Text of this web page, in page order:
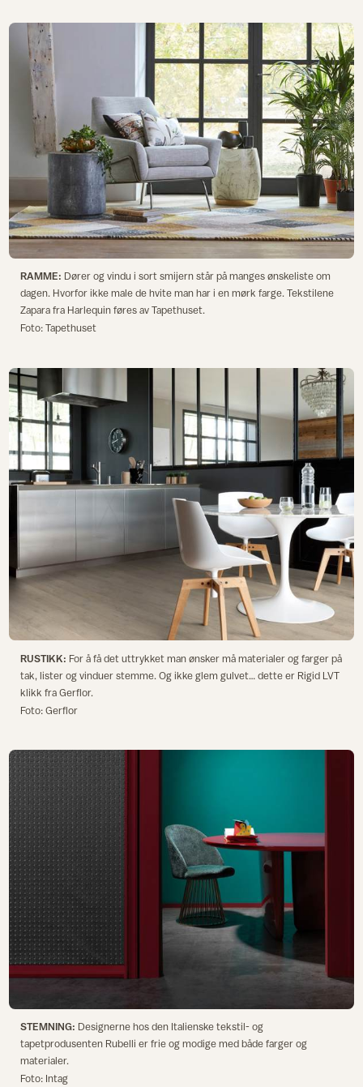
RAMME: Dører og vindu i sort smijern står på manges ønskeliste om
dagen. Hvorfor ikke male de hvite man har i en mørk farge. Tekstilene
Zapara fra Harlequin føres av Tapethuset.
Foto: Tapethuset
RUSTIKK: For å få det uttrykket man ønsker må materialer og farger på
tak, lister og vinduer stemme. Og ikke glem gulvet… dette er Rigid LVT
klikk fra Gerflor.
Foto: Gerflor
STEMNING: Designerne hos den Italienske tekstil- og
tapetprodusenten Rubelli er frie og modige med både farger og
materialer.
Foto: Intag